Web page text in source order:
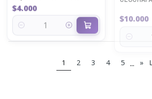
Quantity
1 2 3 4 5 ... »